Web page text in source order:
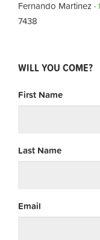
Fernando Martinez ·
7438
WILL YOU COME?
First Name
Last Name
Email